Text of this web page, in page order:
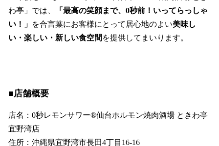
わ亭」では、
「最高の笑顔まで、0秒前！いってらっしゃ
い！」 を合言葉にお客様にとって居心地のよい美味し
い・楽しい・新しい食空間 を提供してまいります。
■店舗概要
店名：0秒レモンサワー®仙台ホルモン焼肉酒場 ときわ亭
宜野湾店
住所：沖縄県宜野湾市長田4丁目16-16